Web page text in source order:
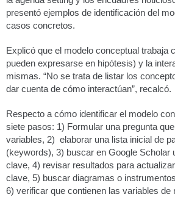
presentó ejemplos de identificación del
casos concretos.
Explicó que el modelo conceptual trabaja
pueden expresarse en hipótesis) y la
mismas. “No se trata de listar los
dar cuenta de cómo interactúan”, recalcó.
Respecto a cómo identificar el modelo
siete pasos: 1) Formular una pregunta
variables, 2) elaborar una lista inicial de
(keywords), 3) buscar en Google Scholar
clave, 4) revisar resultados para
clave, 5) buscar diagramas o
6) verificar que contienen las variables de